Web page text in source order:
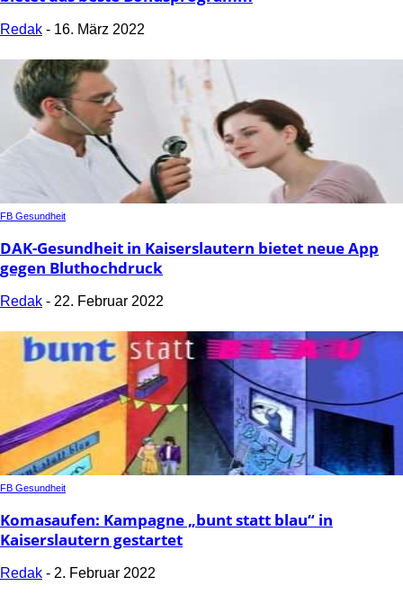
Redak - 16. März 2022
FB Gesundheit
DAK-Gesundheit in Kaiserslautern bietet neue App
gegen Bluthochdruck
Redak - 22. Februar 2022
FB Gesundheit
Komasaufen: Kampagne „bunt statt blau“ in
Kaiserslautern gestartet
Redak - 2. Februar 2022